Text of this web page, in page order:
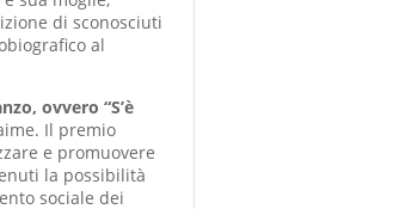
di sconosciuti
al
ovvero “S’è
Il premio
e promuovere
la possibilità
sociale dei